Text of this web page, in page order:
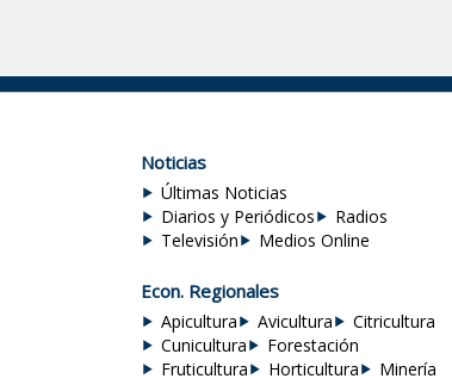
Noticias
Últimas Noticias
Diarios y Periódicos
Radios
Televisión
Medios Online
Econ. Regionales
Apicultura Avicultura
Citricultura
Cunicultura
Forestación
Fruticultura
Horticultura
Minería